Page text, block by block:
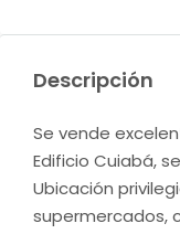
Descripción
Se vende
Edificio Cuiabá,
Ubicación
supermercados,